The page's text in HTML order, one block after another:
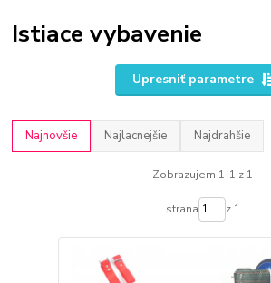
Istiace vybavenie
Upresniť parametre
Najnovšie Najlacnejšie Najdrahšie
Zobrazujem 1-1 z 1
strana z 1